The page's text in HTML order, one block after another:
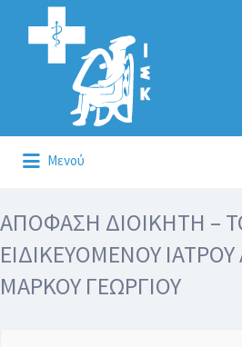
Αναζήτηση
για:
Μενού
για:
ΑΠΟΦΑΣΗ ΔΙΟΙΚΗΤΗ –
ΕΙΔΙΚΕΥΟΜΕΝΟΥ
ΜΑΡΚΟΥ ΓΕΩΡΓΙΟΥ